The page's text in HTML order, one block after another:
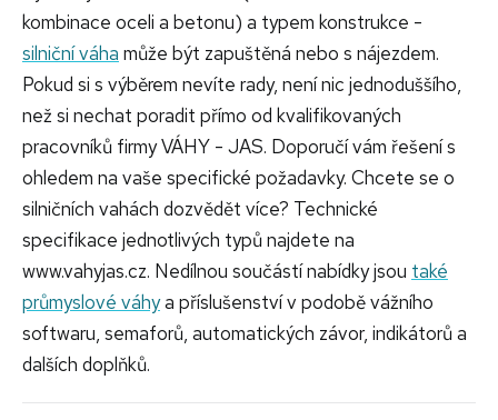
kombinace oceli a betonu) a typem konstrukce -
silniční váha může být zapuštěná nebo s nájezdem.
Pokud si s výběrem nevíte rady, není nic jednoduššího,
než si nechat poradit přímo od kvalifikovaných
pracovníků firmy VÁHY - JAS. Doporučí vám řešení s
ohledem na vaše specifické požadavky. Chcete se o
silničních vahách dozvědět více? Technické
specifikace jednotlivých typů najdete na
www.vahyjas.cz. Nedílnou součástí nabídky jsou také
průmyslové váhya příslušenství v podobě vážního
softwaru, semaforů, automatických závor, indikátorů a
dalších doplňků.